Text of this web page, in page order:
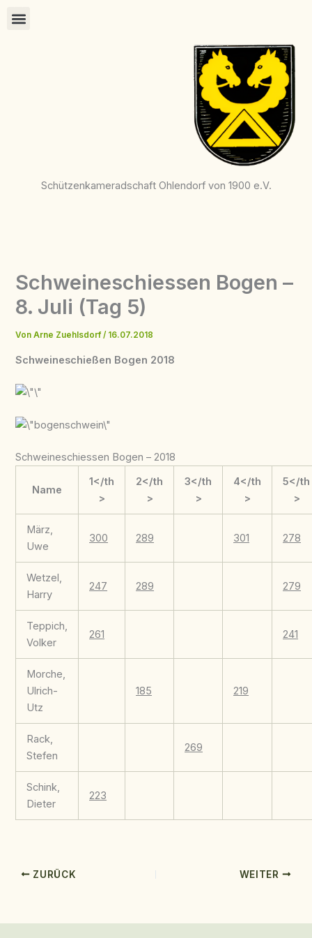
Inhalt
Schützenkameradschaft Ohlendorf von 1900 e.V.
Schweineschiessen Bogen –
8. Juli (Tag 5)
VonArne Zuehlsdorf/ 16.07.2018
Schweineschießen Bogen 2018
Schweineschiessen Bogen – 2018
Name
1</th
>
2</th
>
3</th
>
4</th
>
5</th
>
März,
Uwe
300 289 301 278
Wetzel,
Harry
247 289 279
Teppich,
Volker
261 241
Morche,
Ulrich-
Utz
185 219
Rack,
Stefen
269
Schink,
Dieter
223
ZURÜCK WEITER